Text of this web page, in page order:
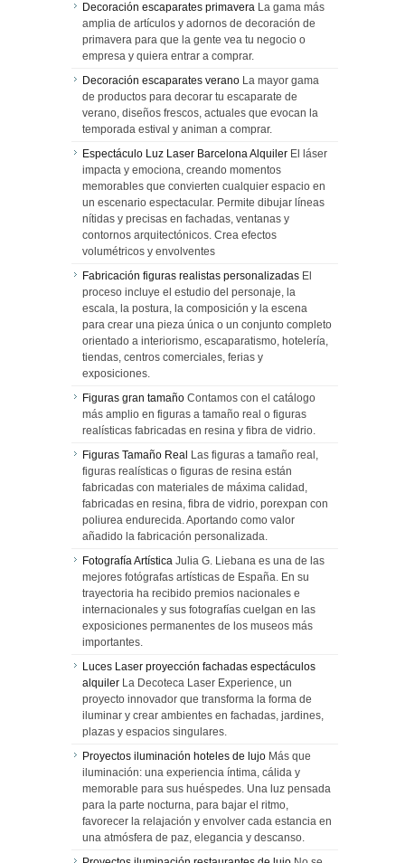
Decoración escaparates primavera La gama más
amplia de artículos y adornos de decoración de
primavera para que la gente vea tu negocio o
empresa y quiera entrar a comprar.
Decoración escaparates verano La mayor gama
de productos para decorar tu escaparate de
verano, diseños frescos, actuales que evocan la
temporada estival y animan a comprar.
Espectáculo Luz Laser Barcelona Alquiler El láser
impacta y emociona, creando momentos
memorables que convierten cualquier espacio en
un escenario espectacular. Permite dibujar líneas
nítidas y precisas en fachadas, ventanas y
contornos arquitectónicos. Crea efectos
volumétricos y envolventes
Fabricación figuras realistas personalizadas El
proceso incluye el estudio del personaje, la
escala, la postura, la composición y la escena
para crear una pieza única o un conjunto completo
orientado a interiorismo, escaparatismo, hotelería,
tiendas, centros comerciales, ferias y
exposiciones.
Figuras gran tamaño Contamos con el catálogo
más amplio en figuras a tamaño real o figuras
realísticas fabricadas en resina y fibra de vidrio.
Figuras Tamaño Real Las figuras a tamaño real,
figuras realísticas o figuras de resina están
fabricadas con materiales de máxima calidad,
fabricadas en resina, fibra de vidrio, porexpan con
poliurea endurecida. Aportando como valor
añadido la fabricación personalizada.
Fotografía Artística Julia G. Liebana es una de las
mejores fotógrafas artísticas de España. En su
trayectoria ha recibido premios nacionales e
internacionales y sus fotografías cuelgan en las
exposiciones permanentes de los museos más
importantes.
Luces Laser proyección fachadas espectáculos
alquiler La Decoteca Laser Experience, un
proyecto innovador que transforma la forma de
iluminar y crear ambientes en fachadas, jardines,
plazas y espacios singulares.
Proyectos iluminación hoteles de lujo Más que
iluminación: una experiencia íntima, cálida y
memorable para sus huéspedes. Una luz pensada
para la parte nocturna, para bajar el ritmo,
favorecer la relajación y envolver cada estancia en
una atmósfera de paz, elegancia y descanso.